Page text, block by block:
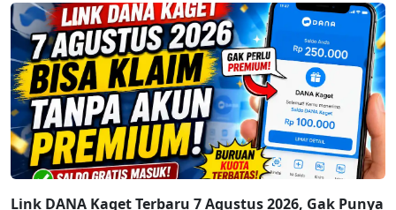
Link DANA Kaget Terbaru 7 Agustus 2026, Gak Punya